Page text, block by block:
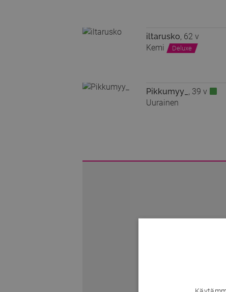
iltarusko, 62 v
Kemi
Deluxe
Pikkumyy_ , 39 v
Uurainen